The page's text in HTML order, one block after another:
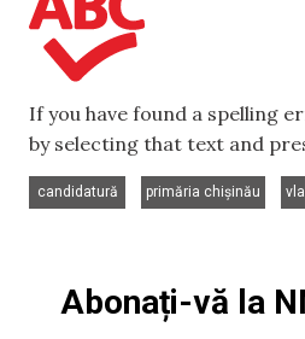
If you have found a spelling
by selecting that text and
candidatură
primăria chișinău
Abonați-vă la